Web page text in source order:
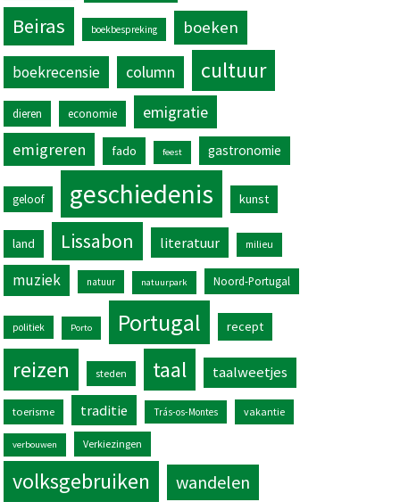
Beiras boekbespreking boeken
boekrecensie column cultuur
dieren economie
emigratie
emigreren
fado feest gastronomie
geloof geschiedenis kunst
land Lissabon literatuur milieu
muziek natuur natuurpark Noord-Portugal
politiek Porto Portugal recept
reizen steden taal taalweetjes
toerisme traditie Trás-os-Montes vakantie
verbouwen Verkiezingen
volksgebruiken wandelen